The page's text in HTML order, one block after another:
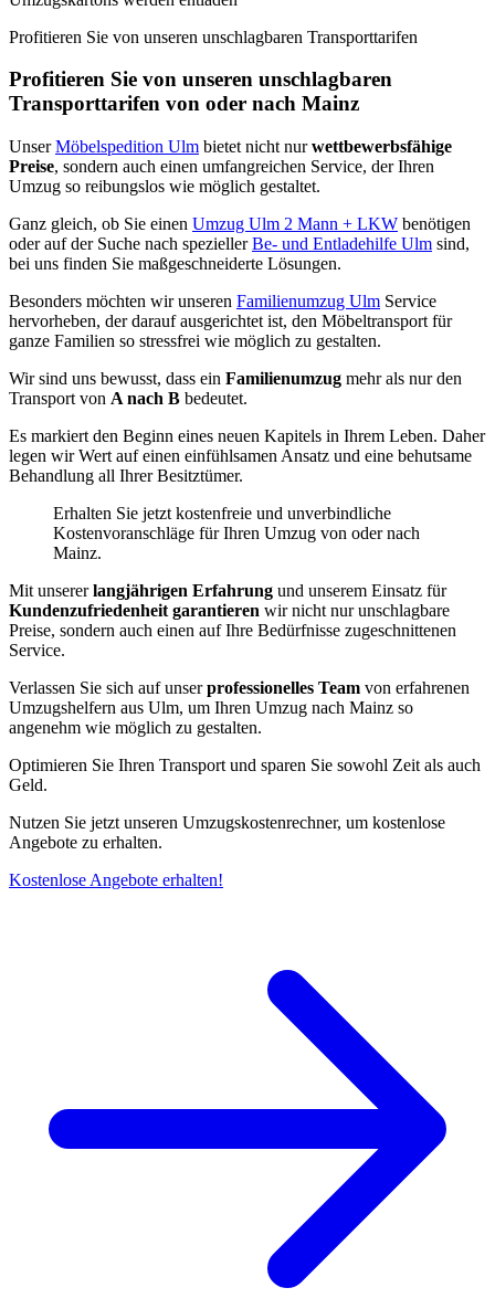
Profitieren Sie von unseren unschlagbaren Transporttarifen
Profitieren Sie von unseren unschlagbaren
Transporttarifen von oder nach Mainz
UnserMöbelspedition Ulm bietet nicht nurwettbewerbsfähige
Preise, sondern auch einen umfangreichen Service, der Ihren
Umzug so reibungslos wie möglich gestaltet.
Ganz gleich, ob Sie einen Umzug Ulm 2 Mann + LKW benötigen
oder auf der Suche nach speziellerBe- und Entladehilfe Ulm sind,
bei uns finden Sie maßgeschneiderte Lösungen.
Besonders möchten wir unseren Familienumzug Ulm Service
hervorheben, der darauf ausgerichtet ist, den Möbeltransport für
ganze Familien so stressfrei wie möglich zu gestalten.
Wir sind uns bewusst, dass ein Familienumzug mehr als nur den
Transport von A nach B bedeutet.
Es markiert den Beginn eines neuen Kapitels in Ihrem Leben. Daher
legen wir Wert auf einen einfühlsamen Ansatz und eine behutsame
Behandlung all Ihrer Besitztümer.
Erhalten Sie jetzt kostenfreie und unverbindliche
Kostenvoranschläge für Ihren Umzug von oder nach
Mainz.
Mit unsererlangjährigen Erfahrung und unserem Einsatz für
Kundenzufriedenheit garantieren wir nicht nur unschlagbare
Preise, sondern auch einen auf Ihre Bedürfnisse zugeschnittenen
Service.
Verlassen Sie sich auf unserprofessionelles Team von erfahrenen
Umzugshelfern aus Ulm, um Ihren Umzug nach Mainz so
angenehm wie möglich zu gestalten.
Optimieren Sie Ihren Transport und sparen Sie sowohl Zeit als auch
Geld.
Nutzen Sie jetzt unseren Umzugskostenrechner, um kostenlose
Angebote zu erhalten.
Kostenlose Angebote erhalten!